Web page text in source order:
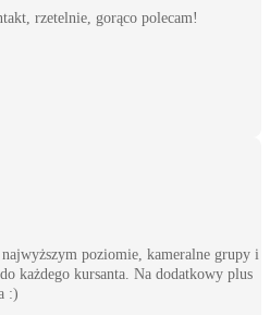
rzetelnie, gorąco polecam!
poziomie, kameralne grupy i
każdego kursanta. Na dodatkowy plus
:)